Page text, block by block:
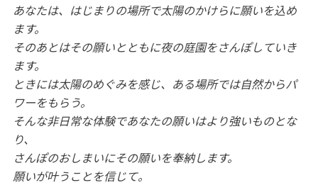
あなたは、はじまりの場所で太陽のかけらに願いを込め
ます。
そのあとはその願いとともに夜の庭園をさんぽしていき
ます。
ときには太陽のめぐみを感じ、ある場所では自然からパ
ワーをもらう。
そんな非日常な体験であなたの願いはより強いものとな
り、
さんぽのおしまいにその願いを奉納します。
願いが叶うことを信じて。